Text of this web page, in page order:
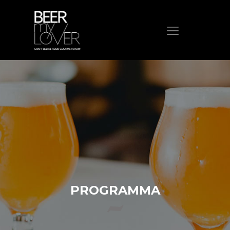
HOME
CHI SIAMO
PROGRAMMA
VISITA
ESPONI
PROTAGONISTI
ELENCO ESPOSITORI
NEWS
CONTATTIPROGRAMMA